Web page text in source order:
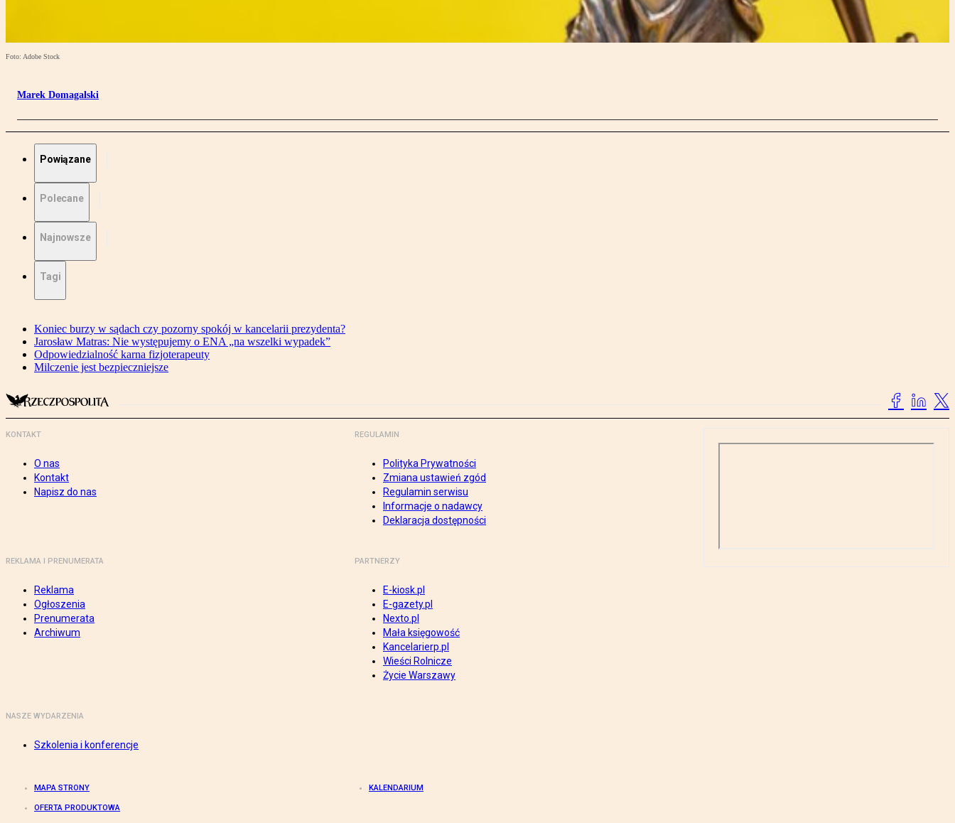
Foto: Adobe Stock
Marek Domagalski
Powiązane
Polecane
Najnowsze
Tagi
Koniec burzy w sądach czy pozorny spokój w kancelarii prezydenta?
Jarosław Matras: Nie występujemy o ENA „na wszelki wypadek”
Odpowiedzialność karna fizjoterapeuty
Milczenie jest bezpieczniejsze
KONTAKT
O nas
Kontakt
Napisz do nas
REGULAMIN
Polityka Prywatności
Zmiana ustawień zgód
Regulamin serwisu
Informacje o nadawcy
Deklaracja dostępności
REKLAMA I PRENUMERATA
Reklama
Ogłoszenia
Prenumerata
Archiwum
PARTNERZY
E-kiosk.pl
E-gazety.pl
Nexto.pl
Mała księgowość
Kancelarierp.pl
Wieści Rolnicze
Życie Warszawy
NASZE WYDARZENIA
Szkolenia i konferencje
MAPA STRONY KALENDARIUM
OFERTA PRODUKTOWA